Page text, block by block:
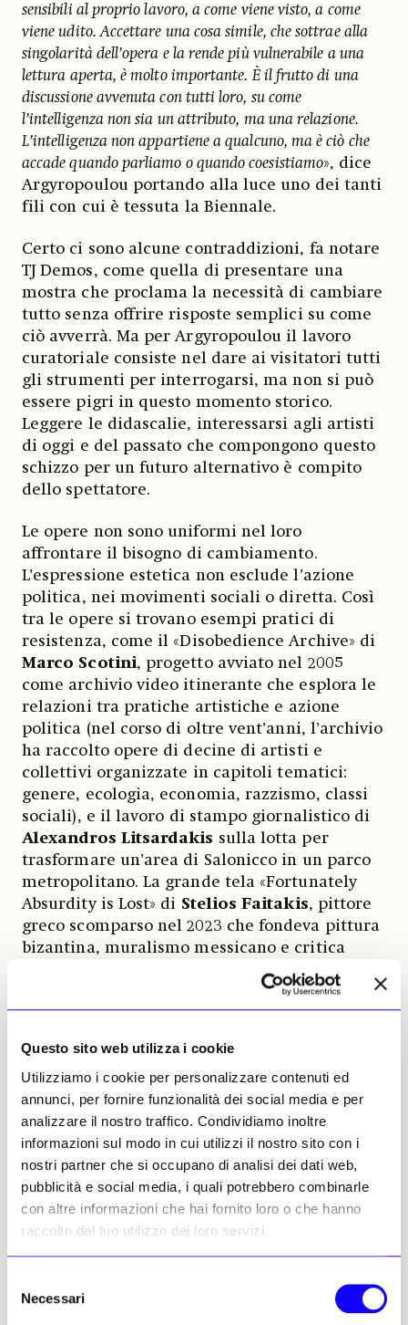
Questo sito web utilizza i cookie
Utilizziamo i cookie per personalizzare contenuti ed
annunci, per fornire funzionalità dei social media e per
analizzare il nostro traffico. Condividiamo inoltre
informazioni sul modo in cui utilizzi il nostro sito con i
nostri partner che si occupano di analisi dei dati web,
pubblicità e social media, i quali potrebbero combinarle
con altre informazioni che hai fornito loro o che hanno
raccolto dal tuo utilizzo dei loro servizi.
delNecessari
sensibili al proprio lavoro, a come viene visto, a come
viene udito. Accettare una cosa simile, che sottrae alla
singolarità dell’opera e la rende più vulnerabile a una
lettura aperta, è molto importante. È il frutto di una
discussione avvenuta con tutti loro, su come
l’intelligenza non sia un attributo, ma una relazione.
L’intelligenza non appartiene a qualcuno, ma è ciò che
accade quando parliamo o quando coesistiamo», dice
Argyropoulou portando alla luce uno dei tanti
fili con cui è tessuta la Biennale.
Certo ci sono alcune contraddizioni, fa notare
TJ Demos, come quella di presentare una
mostra che proclama la necessità di cambiare
tutto senza offrire risposte semplici su come
ciò avverrà. Ma per Argyropoulou il lavoro
curatoriale consiste nel dare ai visitatori tutti
gli strumenti per interrogarsi, ma non si può
essere pigri in questo momento storico.
Leggere le didascalie, interessarsi agli artisti
di oggi e del passato che compongono questo
schizzo per un futuro alternativo è compito
dello spettatore.
Le opere non sono uniformi nel loro
affrontare il bisogno di cambiamento.
L’espressione estetica non esclude l’azione
politica, nei movimenti sociali o diretta. Così
tra le opere si trovano esempi pratici di
resistenza, come il «Disobedience Archive» di
Marco Scotini, progetto avviato nel 2005
come archivio video itinerante che esplora le
relazioni tra pratiche artistiche e azione
politica (nel corso di oltre vent’anni, l’archivio
ha raccolto opere di decine di artisti e
collettivi organizzate in capitoli tematici:
genere, ecologia, economia, razzismo, classi
sociali), e il lavoro di stampo giornalistico di
Alexandros Litsardakis sulla lotta per
trasformare un’area di Salonicco in un parco
metropolitano. La grande tela «Fortunately
Absurdity is Lost» di Stelios Faitakis, pittore
greco scomparso nel 2023 che fondeva pittura
bizantina, muralismo messicano e critica
politica, mette in luce un momento
normalmente marginale della rivoluzione,
ovvero quando alcuni compagni di Lotta
femministe nel corteo. O il lavoro dei
Callas, duo composto dai fratelli Lakis e Aris
Ionas, che con il loro «The Wanderers» portano
un surreale esercito di scheletri-raver in
pellegrinaggio verso Sud.
Ma non mancano i lavori poetici o visionari,
dove il «richiamo» all’azione non è ovvio, ma
la mediazione estetica diventa uno strumento
per la comprensione. Si passa da un mondo
svela in realtà la storia bistrattata e spesso